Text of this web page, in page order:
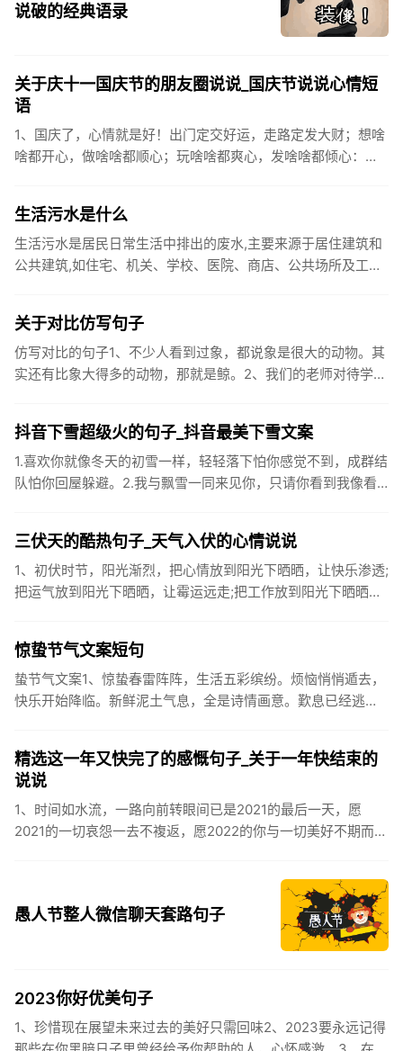
说破的经典语录
关于庆十一国庆节的朋友圈说说_国庆节说说心情短
语
1、国庆了，心情就是好！出门定交好运，走路定发大财；想啥
啥都开心，做啥啥都顺心；玩啥啥都爽心，发啥啥都倾心：祝
生活污水是什么
生活污水是居民日常生活中排出的废水,主要来源于居住建筑和
公共建筑,如住宅、机关、学校、医院、商店、公共场所及工业
关于对比仿写句子
仿写对比的句子1、不少人看到过象，都说象是很大的动物。其
实还有比象大得多的动物，那就是鲸。2、我们的老师对待学生
抖音下雪超级火的句子_抖音最美下雪文案
1.喜欢你就像冬天的初雪一样，轻轻落下怕你感觉不到，成群结
队怕你回屋躲避。2.我与飘雪一同来见你，只请你看到我像看
三伏天的酷热句子_天气入伏的心情说说
1、初伏时节，阳光渐烈，把心情放到阳光下晒晒，让快乐渗透;
把运气放到阳光下晒晒，让霉运远走;把工作放到阳光下晒晒，
惊蛰节气文案短句
蛰节气文案1、惊蛰春雷阵阵，生活五彩缤纷。烦恼悄悄遁去，
快乐开始降临。新鲜泥土气息，全是诗情画意。歎息已经逃
精选这一年又快完了的感慨句子_关于一年快结束的
说说
1、时间如水流，一路向前转眼间已是2021的最后一天，愿
2021的一切哀怨一去不複返，愿2022的你与一切美好不期而
愚人节整人微信聊天套路句子
2023你好优美句子
1、珍惜现在展望未来过去的美好只需回味2、2023要永远记得